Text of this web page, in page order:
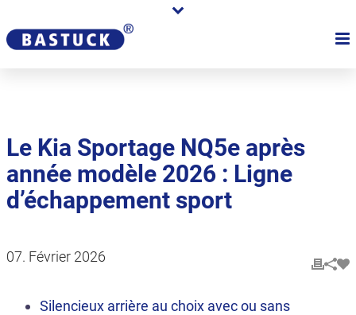
Le Kia Sportage NQ5e après
année modèle 2026 : Ligne
d’échappement sport
07. Février 2026
Silencieux arrière au choix avec ou sans